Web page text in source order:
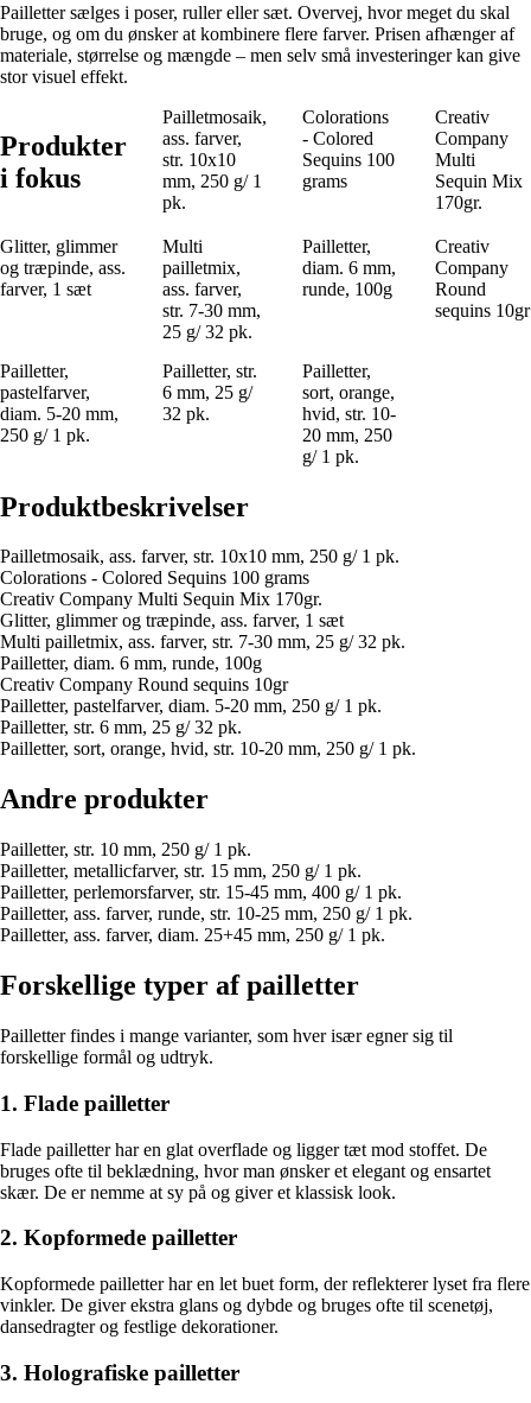
Pailletter sælges i poser, ruller eller sæt. Overvej, hvor meget du skal
bruge, og om du ønsker at kombinere flere farver. Prisen afhænger af
materiale, størrelse og mængde – men selv små investeringer kan give
stor visuel effekt.
Produkter
i fokus
Pailletmosaik,
ass. farver,
str. 10x10
mm, 250 g/ 1
pk.
Colorations
- Colored
Sequins 100
grams
Creativ
Company
Multi
Sequin Mix
170gr.
Glitter, glimmer
og træpinde, ass.
farver, 1 sæt
Multi
pailletmix,
ass. farver,
str. 7-30 mm,
25 g/ 32 pk.
Pailletter,
diam. 6 mm,
runde, 100g
Creativ
Company
Round
sequins 10gr
Pailletter,
pastelfarver,
diam. 5-20 mm,
250 g/ 1 pk.
Pailletter, str.
6 mm, 25 g/
32 pk.
Pailletter,
sort, orange,
hvid, str. 10-
20 mm, 250
g/ 1 pk.
Produktbeskrivelser
Pailletmosaik, ass. farver, str. 10x10 mm, 250 g/ 1 pk.
Colorations - Colored Sequins 100 grams
Creativ Company Multi Sequin Mix 170gr.
Glitter, glimmer og træpinde, ass. farver, 1 sæt
Multi pailletmix, ass. farver, str. 7-30 mm, 25 g/ 32 pk.
Pailletter, diam. 6 mm, runde, 100g
Creativ Company Round sequins 10gr
Pailletter, pastelfarver, diam. 5-20 mm, 250 g/ 1 pk.
Pailletter, str. 6 mm, 25 g/ 32 pk.
Pailletter, sort, orange, hvid, str. 10-20 mm, 250 g/ 1 pk.
Andre produkter
Pailletter, str. 10 mm, 250 g/ 1 pk.
Pailletter, metallicfarver, str. 15 mm, 250 g/ 1 pk.
Pailletter, perlemorsfarver, str. 15-45 mm, 400 g/ 1 pk.
Pailletter, ass. farver, runde, str. 10-25 mm, 250 g/ 1 pk.
Pailletter, ass. farver, diam. 25+45 mm, 250 g/ 1 pk.
Forskellige typer af pailletter
Pailletter findes i mange varianter, som hver især egner sig til
forskellige formål og udtryk.
1. Flade pailletter
Flade pailletter har en glat overflade og ligger tæt mod stoffet. De
bruges ofte til beklædning, hvor man ønsker et elegant og ensartet
skær. De er nemme at sy på og giver et klassisk look.
2. Kopformede pailletter
Kopformede pailletter har en let buet form, der reflekterer lyset fra flere
vinkler. De giver ekstra glans og dybde og bruges ofte til scenetøj,
dansedragter og festlige dekorationer.
3. Holografiske pailletter